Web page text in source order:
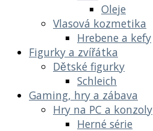
Oleje
Vlasová kozmetika
Hrebene a kefy
Figurky a zvířátka
Dětské figurky
Schleich
Gaming, hry a zábava
Hry na PC a konzoly
Herné série